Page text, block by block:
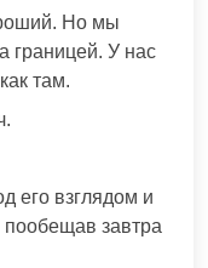
Но мы
границей. У нас
там.
его взглядом и
завтра